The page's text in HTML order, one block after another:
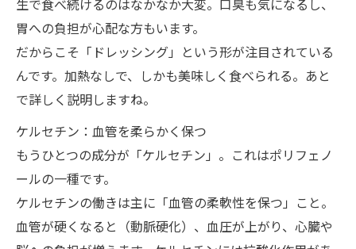
生で食べ続けるのはなかなか大変。口臭も気になるし、
胃への負担が心配な方もいます。
だからこそ「ドレッシング」という形が注目されている
んです。加熱なしで、しかも美味しく食べられる。あと
で詳しく説明しますね。
ケルセチン：血管を柔らかく保つ
もうひとつの成分が「ケルセチン」。これはポリフェノ
ールの一種です。
ケルセチンの働きは主に「血管の柔軟性を保つ」こと。
血管が硬くなると（動脈硬化）、血圧が上がり、心臓や